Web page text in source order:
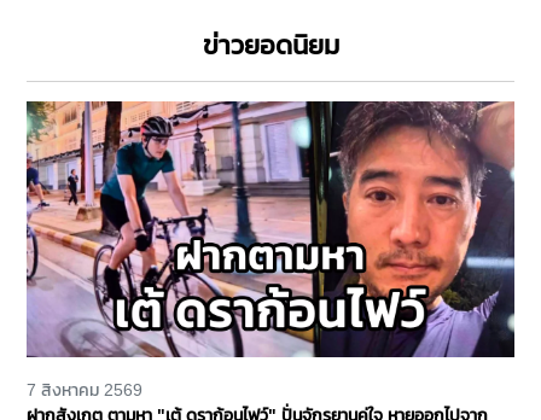
ข่าวยอดนิยม
7 สิงหาคม 2569
ฝากสังเกต ตามหา "เต้ ดราก้อนไฟว์" ปั่นจักรยานคู่ใจ หายออกไปจาก